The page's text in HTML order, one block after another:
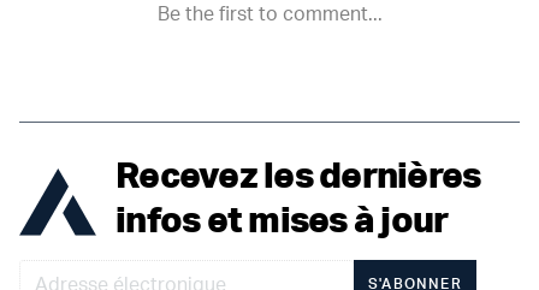
Recevez les dernières
infos et mises à jour
S'ABONNER